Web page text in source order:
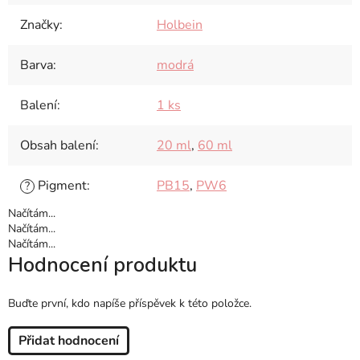
Značky: Holbein
Barva: modrá
Balení: 1 ks
Obsah balení: 20 ml, 60 ml
? Pigment: PB15, PW6
Načítám...
Načítám...
Načítám...
Hodnocení produktu
Buďte první, kdo napíše příspěvek k této položce.
Přidat hodnocení